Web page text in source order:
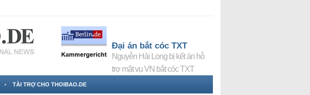
Đại án bắt cóc TXT
Nguyễn Hải Long bị kết án hỗ
trợ mật vụ VN bắt cóc TXT
TÀI TRỢ CHO THOIBAO.DE